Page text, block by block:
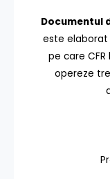
Documentul
este elaborat
pe care
opereze